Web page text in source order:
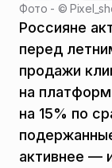
Фото - ©
Россияне
перед
продажи
на
на 15% по
активнее —